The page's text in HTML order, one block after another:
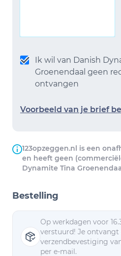
Ik wil van Danish
Groenendaal geen
ontvangen
Voorbeeld van je brief
123opzeggen.nl is een
en heeft geen
Dynamite Tina
Bestelling
Op werkdagen voor
verstuurd! Je ontvangt
verzendbevestiging
per e-mail.